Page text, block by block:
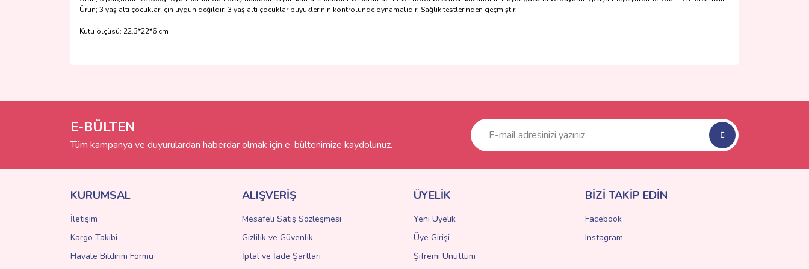
Ürün; 3 yaş altı çocuklar için uygun değildir. 3 yaş altı çocuklar büyüklerinin kontrolünde oynamalıdır. Sağlık testlerinden geçmiştir.
Kutu ölçüsü: 22.3*22*6 cm
Ürün resmi kalitesiz, bozuk veya görüntülenemiyor.
Bu ürüne benzer farklı alternatifler olmalı.
E-BÜLTEN
Tüm kampanya ve duyurulardan haberdar olmak için e-bültenimize kaydolunuz.
KURUMSAL
İletişim
Kargo Takibi
Havale Bildirim Formu
ALIŞVERİŞ
Mesafeli Satış Sözleşmesi
Gizlilik ve Güvenlik
İptal ve İade Şartları
ÜYELİK
Yeni Üyelik
Üye Girişi
Şifremi Unuttum
BİZİ TAKİP EDİN
Facebook
Instagram